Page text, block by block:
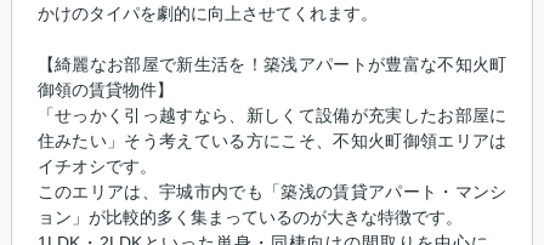
かけのタイパを劇的に向上させてくれます。
【綺麗なお部屋で新生活を！築浅アパートが豊富な不知火町
御領の賃貸物件】
「せっかく引っ越すなら、新しくて設備が充実したお部屋に
住みたい」そう考えている方にこそ、不知火町御領エリアは
イチオシです。
このエリアは、宇城市内でも「築浅の賃貸アパート・マンシ
ョン」が比較的多く集まっているのが大きな特徴です。